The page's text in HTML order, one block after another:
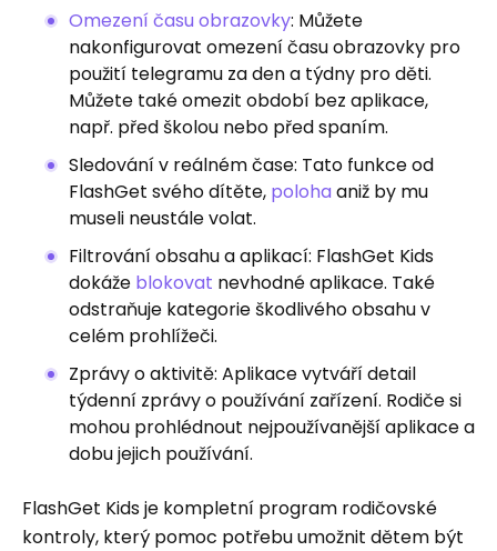
Omezení času obrazovky: Můžete
nakonfigurovat omezení času obrazovky pro
použití telegramu za den a týdny pro děti.
Můžete také omezit období bez aplikace,
např. před školou nebo před spaním.
Sledování v reálném čase: Tato funkce od
FlashGet svého dítěte, poloha aniž by mu
museli neustále volat.
Filtrování obsahu a aplikací: FlashGet Kids
dokáže blokovat nevhodné aplikace. Také
odstraňuje kategorie škodlivého obsahu v
celém prohlížeči.
Zprávy o aktivitě: Aplikace vytváří detail
týdenní zprávy o používání zařízení. Rodiče si
mohou prohlédnout nejpoužívanější aplikace a
dobu jejich používání.
FlashGet Kids je kompletní program rodičovské
kontroly, který pomoc potřebu umožnit dětem být